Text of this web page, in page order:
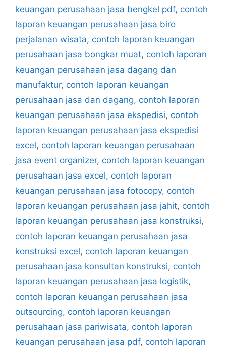
keuangan perusahaan jasa bengkel pdf, contoh
laporan keuangan perusahaan jasa biro
perjalanan wisata, contoh laporan keuangan
perusahaan jasa bongkar muat, contoh laporan
keuangan perusahaan jasa dagang dan
manufaktur, contoh laporan keuangan
perusahaan jasa dan dagang, contoh laporan
keuangan perusahaan jasa ekspedisi, contoh
laporan keuangan perusahaan jasa ekspedisi
excel, contoh laporan keuangan perusahaan
jasa event organizer, contoh laporan keuangan
perusahaan jasa excel, contoh laporan
keuangan perusahaan jasa fotocopy, contoh
laporan keuangan perusahaan jasa jahit, contoh
laporan keuangan perusahaan jasa konstruksi,
contoh laporan keuangan perusahaan jasa
konstruksi excel, contoh laporan keuangan
perusahaan jasa konsultan konstruksi, contoh
laporan keuangan perusahaan jasa logistik,
contoh laporan keuangan perusahaan jasa
outsourcing, contoh laporan keuangan
perusahaan jasa pariwisata, contoh laporan
keuangan perusahaan jasa pdf, contoh laporan